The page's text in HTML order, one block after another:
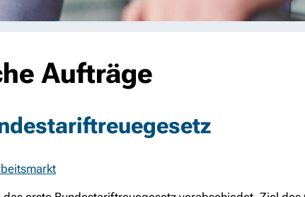
Aufträge